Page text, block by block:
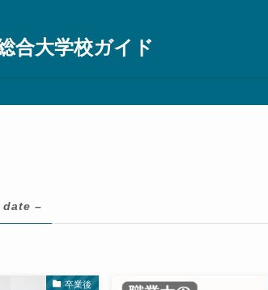
合大学校ガイド
date –
卒業後